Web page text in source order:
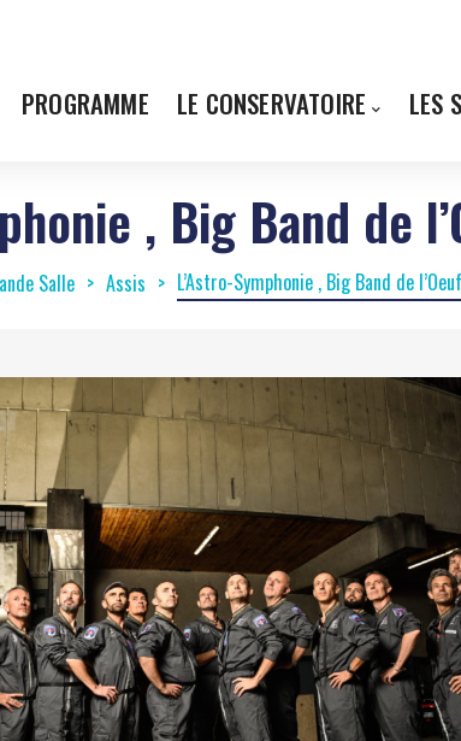
PROGRAMME LE CONSERVATOIRE LES
, Big Band de
Salle Assis L’Astro-Symphonie , Big Band de l’Oeuf